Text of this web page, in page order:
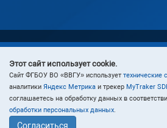
© 2024 Владивостокский
Этот сайт использует cookie.
Cайт ФГБОУ ВО «ВВГУ» использует технические
аналитики Яндекс Метрика и трекер MyTraker
соглашаетесь на обработку данных в
обработки персональных данных.
Согласиться